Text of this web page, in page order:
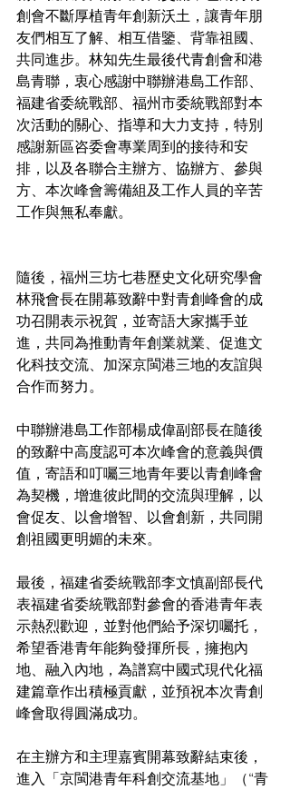
創會不斷厚植青年創新沃土，讓青年朋
友們相互了解、相互借鑒、背靠祖國、
共同進步。林知先生最後代青創會和港
島青聯，衷心感謝中聯辦港島工作部、
福建省委統戰部、福州市委統戰部對本
次活動的關心、指導和大力支持，特別
感謝新區咨委會專業周到的接待和安
排，以及各聯合主辦方、協辦方、參與
方、本次峰會籌備組及工作人員的辛苦
工作與無私奉獻。
隨後，福州三坊七巷歷史文化研究學會
林飛會長在開幕致辭中對青創峰會的成
功召開表示祝賀，並寄語大家攜手並
進，共同為推動青年創業就業、促進文
化科技交流、加深京閩港三地的友誼與
合作而努力。
中聯辦港島工作部楊成偉副部長在隨後
的致辭中高度認可本次峰會的意義與價
值，寄語和叮囑三地青年要以青創峰會
為契機，增進彼此間的交流與理解，以
會促友、以會增智、以會創新，共同開
創祖國更明媚的未來。
最後，福建省委統戰部李文慎副部長代
表福建省委統戰部對參會的香港青年表
示熱烈歡迎，並對他們給予深切囑托，
希望香港青年能夠發揮所長，擁抱內
地、融入內地，為譜寫中國式現代化福
建篇章作出積極貢獻，並預祝本次青創
峰會取得圓滿成功。
在主辦方和主理嘉賓開幕致辭結束後，
進入「京閩港青年科創交流基地」（“青